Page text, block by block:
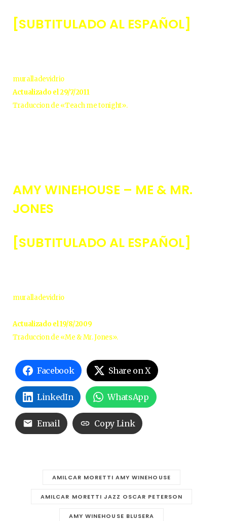
[SUBTITULADO AL ESPAÑOL]
muralladevidrio
Actualizado el 29/7/2011
Traduccion de «Teach me tonight».
AMY WINEHOUSE – ME & MR.
JONES
[SUBTITULADO AL ESPAÑOL]
muralladevidrio
Actualizado el 19/8/2009
Traduccion de «Me & Mr. Jones».
Facebook Share on X
LinkedIn WhatsApp
Email Copy Link
AMILCAR MORETTI AMY WINEHOUSE
AMILCAR MORETTI JAZZ OSCAR PETERSON
AMY WINEHOUSE BLUSERA